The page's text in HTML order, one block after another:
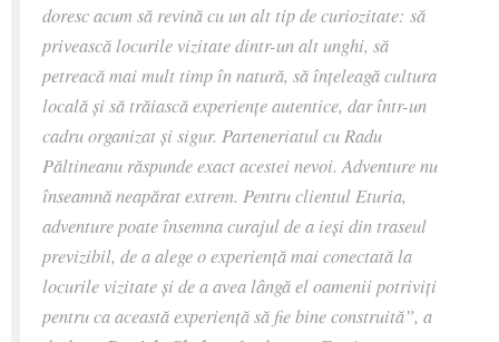
doresc acum să revină cu un alt tip de curiozitate: să
privească locurile vizitate dintr-un alt unghi, să
petreacă mai mult timp în natură, să înțeleagă cultura
locală și să trăiască experiențe autentice, dar într-un
cadru organizat și sigur. Parteneriatul cu Radu
Păltineanu răspunde exact acestei nevoi. Adventure nu
înseamnă neapărat extrem. Pentru clientul Eturia,
adventure poate însemna curajul de a ieși din traseul
previzibil, de a alege o experiență mai conectată la
locurile vizitate și de a avea lângă el oamenii potriviți
pentru ca această experiență să fie bine construită”, a